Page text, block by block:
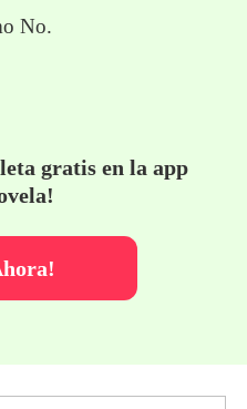
gratis en la app